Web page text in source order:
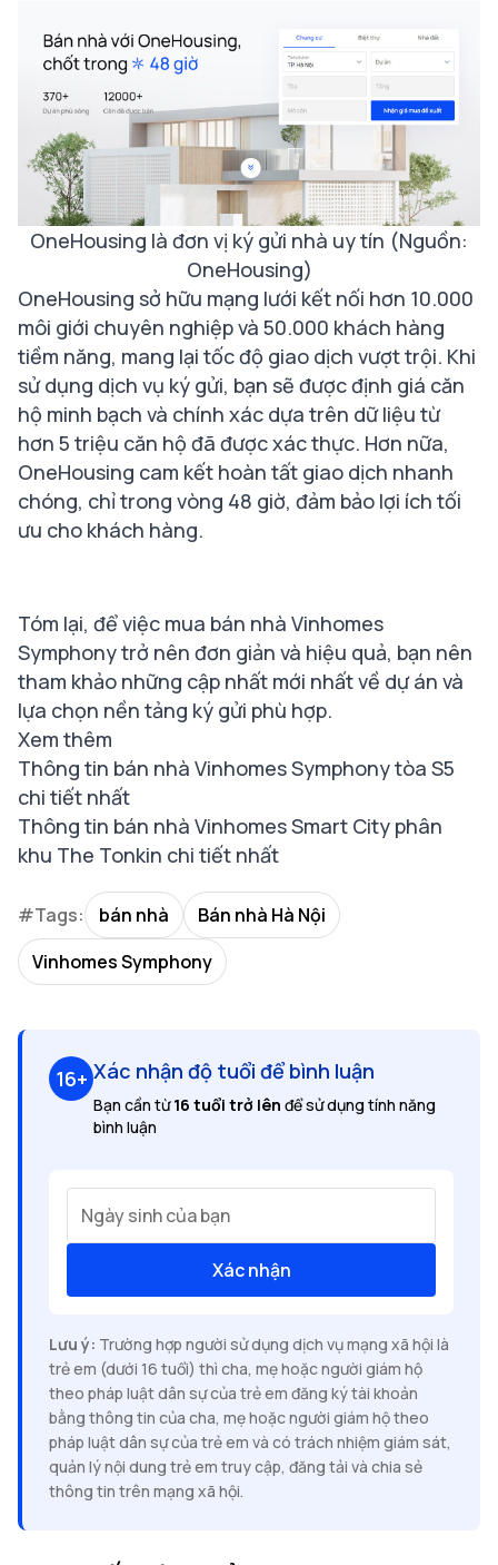
OneHousing là đơn vị ký gửi nhà uy tín (Nguồn:
OneHousing)
OneHousing sở hữu mạng lưới kết nối hơn 10.000
môi giới chuyên nghiệp và 50.000 khách hàng
tiềm năng, mang lại tốc độ giao dịch vượt trội. Khi
sử dụng dịch vụ ký gửi, bạn sẽ được định giá căn
hộ minh bạch và chính xác dựa trên dữ liệu từ
hơn 5 triệu căn hộ đã được xác thực. Hơn nữa,
OneHousing cam kết hoàn tất giao dịch nhanh
chóng, chỉ trong vòng 48 giờ, đảm bảo lợi ích tối
ưu cho khách hàng.
Tóm lại, để việc mua bán nhà Vinhomes
Symphony trở nên đơn giản và hiệu quả, bạn nên
tham khảo những cập nhất mới nhất về dự án và
lựa chọn nền tảng ký gửi phù hợp.
Xem thêm
Thông tin bán nhà Vinhomes Symphony tòa S5
chi tiết nhất
Thông tin bán nhà Vinhomes Smart City phân
khu The Tonkin chi tiết nhất
#Tags: bán nhà
Bán nhà Hà Nội
Vinhomes Symphony
16+ Xác nhận độ tuổi để bình luận
Bạn cần từ16 tuổi trở lên để sử dụng tính năng
bình luận
Ngày sinh của bạn
Xác nhận
Lưu ý: Trường hợp người sử dụng dịch vụ mạng xã hội là
trẻ em (dưới 16 tuổi) thì cha, mẹ hoặc người giám hộ
theo pháp luật dân sự của trẻ em đăng ký tài khoản
bằng thông tin của cha, mẹ hoặc người giám hộ theo
pháp luật dân sự của trẻ em và có trách nhiệm giám sát,
quản lý nội dung trẻ em truy cập, đăng tải và chia sẻ
thông tin trên mạng xã hội.